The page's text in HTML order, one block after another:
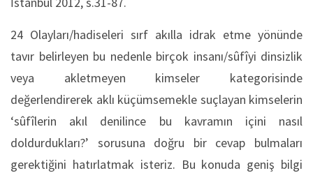
24 Olayları/hadiseleri sırf akılla idrak etme yönünde
tavır belirleyen bu nedenle birçok insanı/sûfîyi dinsizlik
veya akletmeyen kimseler kategorisinde
değerlendirerek aklı küçümsemekle suçlayan kimselerin
‘sûfîlerin akıl denilince bu kavramın içini nasıl
doldurdukları?’ sorusuna doğru bir cevap bulmaları
gerektiğini hatırlatmak isteriz. Bu konuda geniş bilgi